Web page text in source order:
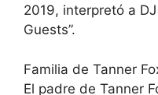
2019, interpretó a
Guests”.
Familia de Tanner
El padre de Tanner